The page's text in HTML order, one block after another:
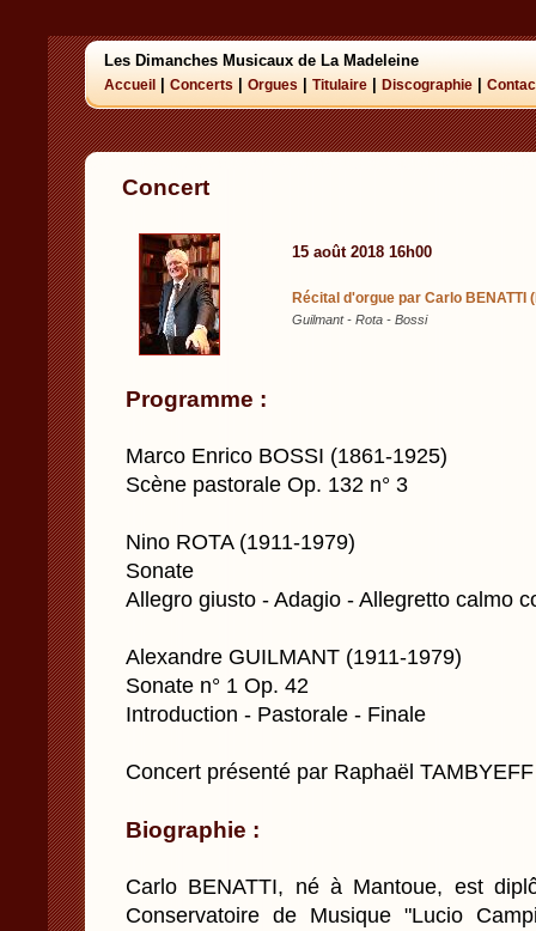
Les Dimanches Musicaux de La Madeleine
Accueil Concerts Orgues Titulaire Discographie
Concert
15 août 2018 16h00
Récital d'orgue par Carlo BENATTI
Guilmant - Rota - Bossi
Programme :
Marco Enrico BOSSI (1861-1925)
Scène pastorale Op. 132 n° 3
Nino ROTA (1911-1979)
Sonate
Allegro giusto - Adagio - Allegretto calmo
Alexandre GUILMANT (1911-1979)
Sonate n° 1 Op. 42
Introduction - Pastorale - Finale
Concert présenté par Raphaël TAMBYEFF
Biographie :
Carlo BENATTI, né à Mantoue, est
Conservatoire de Musique "Lucio